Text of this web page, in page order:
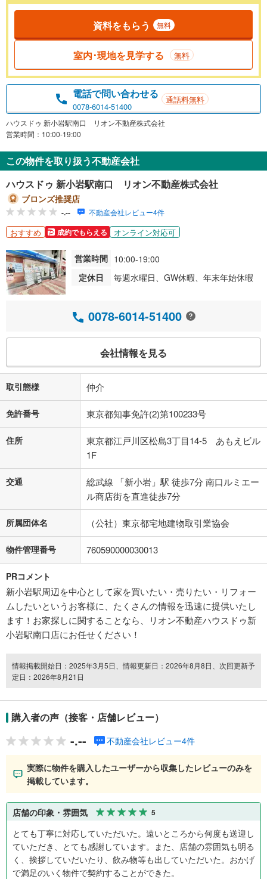
資料をもらう 無料
室内･現地を見学する 無料
電話で問い合わせる
0078-6014-51400
通話料無料
ハウスドゥ 新小岩駅南口 リオン不動産株式会社
営業時間：10:00-19:00
この物件を取り扱う不動産会社
ハウスドゥ 新小岩駅南口 リオン不動産株式会社
ブロンズ推奨店
-.-- 不動産会社レビュー4件
おすすめ 成約でもらえる オンライン対応可
営業時間 10:00-19:00
定休日
毎週水曜日、GW休暇、年末年始休暇
0078-6014-51400
会社情報を見る
取引態様 仲介
免許番号 東京都知事免許(2)第100233号
住所
東京都江戸川区松島3丁目14-5 あもえビル
1F
交通
総武線 「新小岩」駅 徒歩7分 南口ルミエー
ル商店街を直進徒歩7分
所属団体名 （公社）東京都宅地建物取引業協会
物件管理番号 760590000030013
PRコメント
新小岩駅周辺を中心として家を買いたい・売りたい・リフォー
ムしたいというお客様に、たくさんの情報を迅速に提供いたし
ます！お家探しに関することなら、リオン不動産ハウスドゥ新
小岩駅南口店にお任せください！
情報掲載開始日：2025年3月5日、情報更新日：2026年8月8日、次回更新予
定日：2026年8月21日
購入者の声（接客・店舗レビュー）
-.-- 不動産会社レビュー4件
実際に物件を購入したユーザーから収集したレビューのみを
掲載しています。
店舗の印象・雰囲気 5
とても丁寧に対応していただいた。遠いところから何度も送迎し
ていただき、とても感謝しています。また、店舗の雰囲気も明る
く、挨拶していだいたり、飲み物等も出していただいた。おかげ
で満足のいく物件で契約することができた。